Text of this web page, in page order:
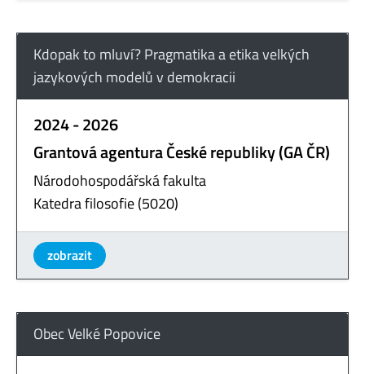
Kdopak to mluví? Pragmatika a etika velkých
jazykových modelů v demokracii
2024 - 2026
Grantová agentura České republiky (GA ČR)
Národohospodářská fakulta
Katedra filosofie (5020)
zobrazit
Obec Velké Popovice